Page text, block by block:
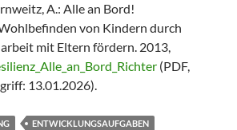
A.: Alle an Bord!
von Kindern durch
mit Eltern fördern. 2013,
(PDF,
13.01.2026).
ENTWICKLUNGSAUFGABEN